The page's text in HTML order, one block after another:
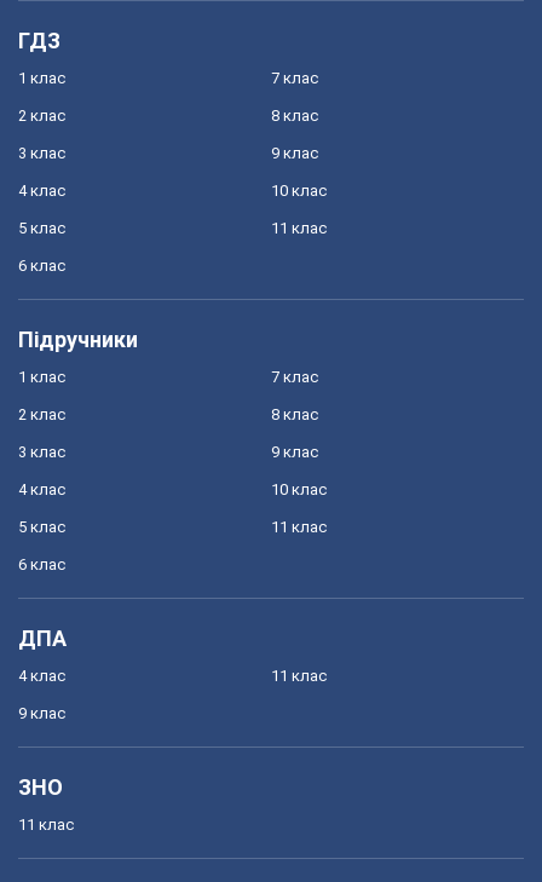
ГДЗ
1 клас
2 клас
3 клас
4 клас
5 клас
6 клас
7 клас
8 клас
9 клас
10 клас
11 клас
Підручники
1 клас
2 клас
3 клас
4 клас
5 клас
6 клас
7 клас
8 клас
9 клас
10 клас
11 клас
ДПА
4 клас
9 клас
11 клас
ЗНО
11 клас